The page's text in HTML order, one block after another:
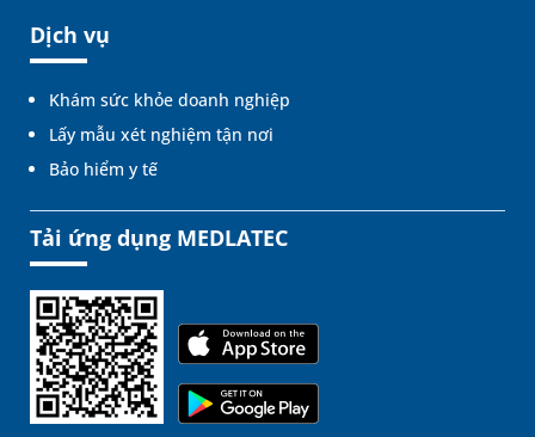
Dịch vụ
Khám sức khỏe doanh nghiệp
Lấy mẫu xét nghiệm tận nơi
Bảo hiểm y tế
Tải ứng dụng MEDLATEC